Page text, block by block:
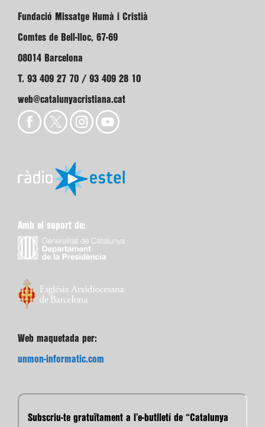
Fundació Missatge Humà i Cristià
Comtes de Bell-lloc, 67-69
08014 Barcelona
T. 93 409 27 70 / 93 409 28 10
web@catalunyacristiana.cat
Amb el suport de:
Web maquetada per:
unmon-informatic.com
Subscriu-te gratuïtament a l’e-butlletí de “Catalunya